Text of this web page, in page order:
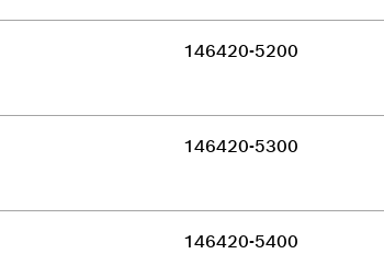
146420-5200
146420-5300
146420-5400